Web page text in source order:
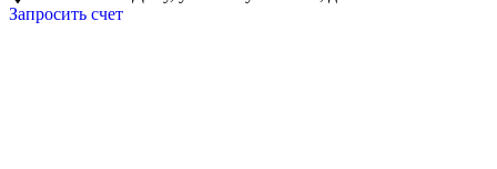
Запросить счет